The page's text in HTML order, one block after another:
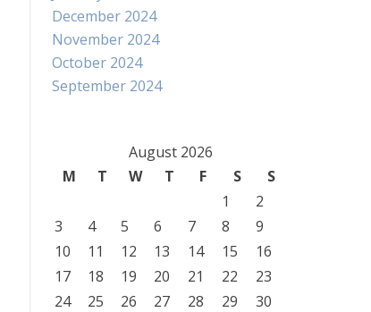
December 2024
November 2024
October 2024
September 2024
August 2026
M
T W T F S
S
1
2
3
4 5 6 7 8
9
10
11 12 13 14 15
16
17
18 19 20 21 22
23
24
25 26 27 28 29
30